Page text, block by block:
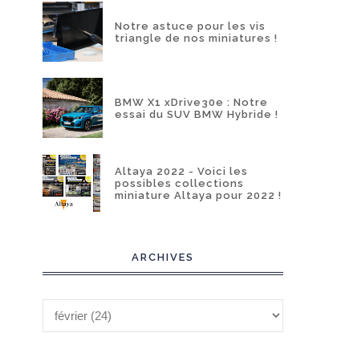
Notre astuce pour les vis
triangle de nos miniatures !
BMW X1 xDrive30e : Notre
essai du SUV BMW Hybride !
Altaya 2022 - Voici les
possibles collections
miniature Altaya pour 2022 !
ARCHIVES